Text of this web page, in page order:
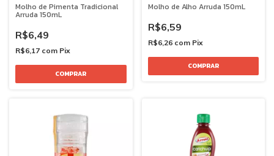
Molho de Pimenta Tradicional
Arruda 150mL
R$6,49
R$6,17 com Pix
Molho de Alho Arruda 150mL
R$6,59
R$6,26 com Pix